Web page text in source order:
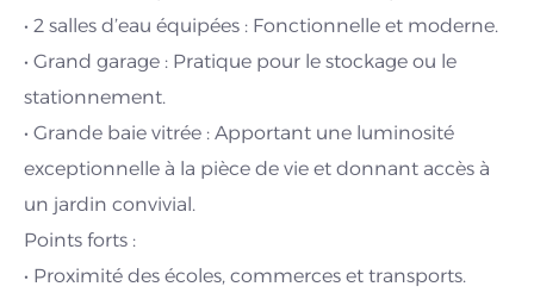
• 2 salles d’eau équipées : Fonctionnelle et moderne.
• Grand garage : Pratique pour le stockage ou le
stationnement.
• Grande baie vitrée : Apportant une luminosité
exceptionnelle à la pièce de vie et donnant accès à
un jardin convivial.
Points forts :
• Proximité des écoles, commerces et transports.